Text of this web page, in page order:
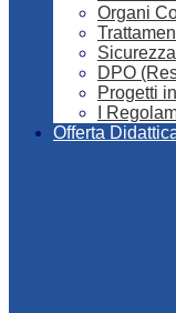
Organi
Sicurezza
DPO
Progetti
I
Offerta